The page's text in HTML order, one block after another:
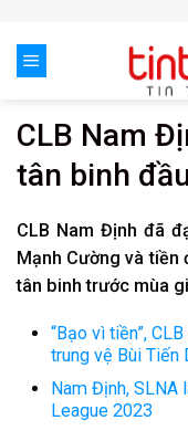
content
CLB Nam
tân binh
CLB Nam Định đã
Mạnh Cường và tiền
tân binh trước mùa
“Bạo vì tiền”,
trung vệ Bùi Tiến
Nam Định, SLNA
League 2023